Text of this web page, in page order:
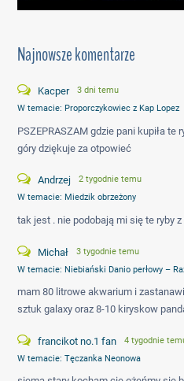
Najnowsze komentarze
Kacper
3 dni temu
W temacie: Proporczykowiec z Kap Lopez
PSZEPRASZAM gdzie pani kupiła te
góry dziękuje za otpowieć
Andrzej
2 tygodnie temu
W temacie: Miedzik obrzeżony
tak jest . nie podobają mi się te ryby
Michał
3 tygodnie temu
W temacie: Niebiański Danio perłowy –
mam 80 litrowe akwarium i
sztuk galaxy oraz 8-10 kiryskow
francikot no.1 fan
4 tygodnie
W temacie:Tęczanka Neonowa